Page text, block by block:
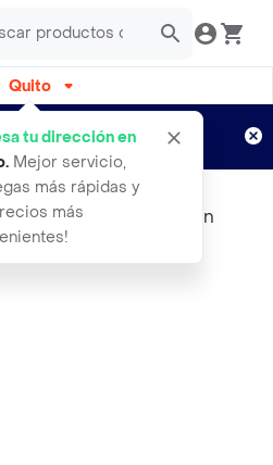
Quito
tu dirección en
. Mejor servicio,
más rápidas y
más
por semanas
Aplican TyC